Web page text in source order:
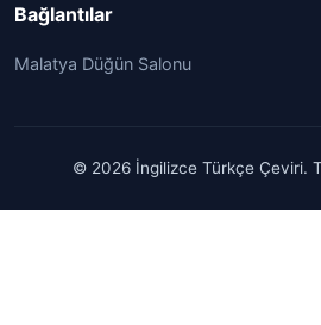
Bağlantılar
Malatya Düğün Salonu
© 2026 İngilizce Türkçe Çeviri.